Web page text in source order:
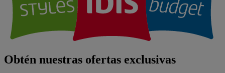
Obtén nuestras ofertas exclusivas